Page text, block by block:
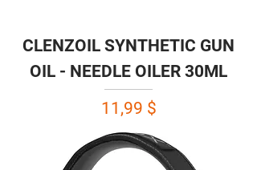
CLENZOIL SYNTHETIC GUN
OIL - NEEDLE OILER 30ML
Prix
11,99 $